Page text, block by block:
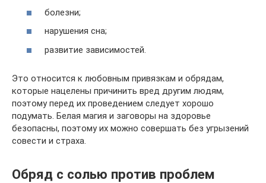
болезни;
нарушения сна;
развитие зависимостей.
Это относится к любовным привязкам и обрядам,
которые нацелены причинить вред другим людям,
поэтому перед их проведением следует хорошо
подумать. Белая магия и заговоры на здоровье
безопасны, поэтому их можно совершать без угрызений
совести и страха.
Обряд с солью против проблем